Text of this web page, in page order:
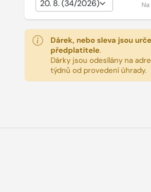
Dárek, nebo sleva jsou
předplatitele.
Dárky jsou odesílány na
týdnů od provedení úhrady.